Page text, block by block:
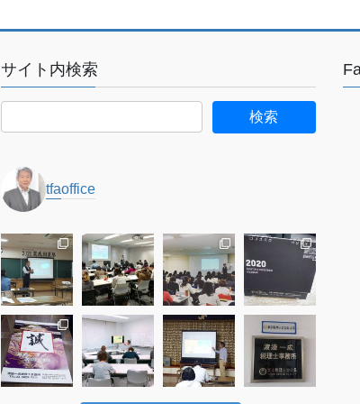
サイト内検索
tfaoffice